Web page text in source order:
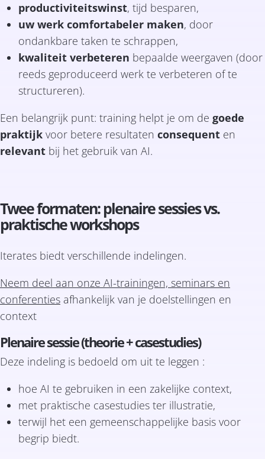
productiviteitswinst, tijd besparen,
uw werk comfortabeler maken, door
ondankbare taken te schrappen,
kwaliteit verbeteren bepaalde weergaven (door
reeds geproduceerd werk te verbeteren of te
structureren).
Een belangrijk punt: training helpt je om de goede
praktijk voor betere resultaten consequent en
relevant bij het gebruik van AI.
Twee formaten: plenaire sessies vs.
praktische workshops
Iterates biedt verschillende indelingen.
Neem deel aan onze AI-trainingen, seminars en
conferenties afhankelijk van je doelstellingen en
context
Plenaire sessie (theorie + casestudies)
Deze indeling is bedoeld om uit te leggen :
hoe AI te gebruiken in een zakelijke context,
met praktische casestudies ter illustratie,
terwijl het een gemeenschappelijke basis voor
begrip biedt.